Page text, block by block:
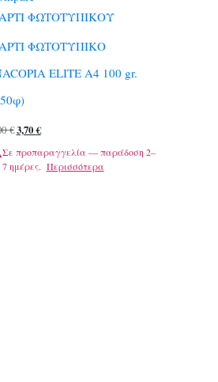
ΦΩΤΟΤΥΠΙΚΟΥ
ΦΩΤΟΤΥΠΙΚΟ
ELITE A4 100 gr.
€Original
price
was:
3,70€Η
τρέχουσα
τιμή
Σε προπαραγγελία — παράδοση 2–
7 ημέρες. Περισσότερα